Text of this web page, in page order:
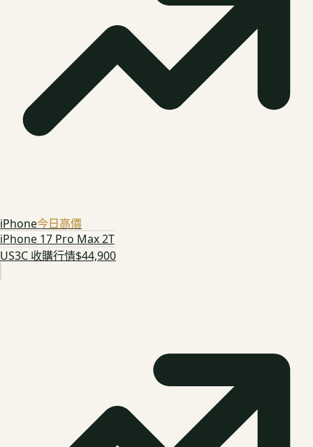
iPhone今日高價
iPhone 17 Pro Max 2T
US3C 收購行情$44,900